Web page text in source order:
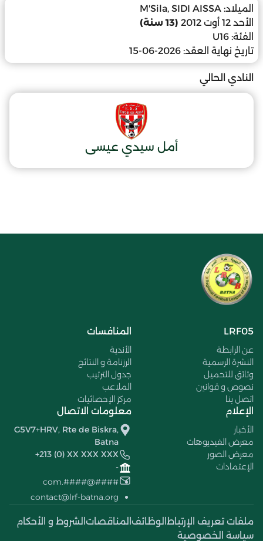
الميلاد: M'Sila, SIDI AISSA
الأحد 12 أوت 2012
(13 سنة)
الفئة: U16
تاريخ نهاية العقد: 2026-06-15
النادي الحالي
أمل سيدي عيسى
LRF05
عن الرابطة
النشرة الرسمية
وثائق للتحميل
نصوص و قوانين
اتصل بنا
المنافسات
الأندية
الرزنامة و النتائج
جدول الترتيب
الملاعب
مركز الإحصائيات
الإعلام
الأخبار
معرض الفيديوهات
معرض الصور
الإعتمادات
معلومات الاتصال
G5V7+HRV, Rte de Biskra,
Batna
+213 (0) XX XXX XXX
-
####@####.com
contact@lrf-batna.org
ملفات تعريف الإرتباط الوظائف المناقصات الشروط و الأحكام
سياسة الخصوصية